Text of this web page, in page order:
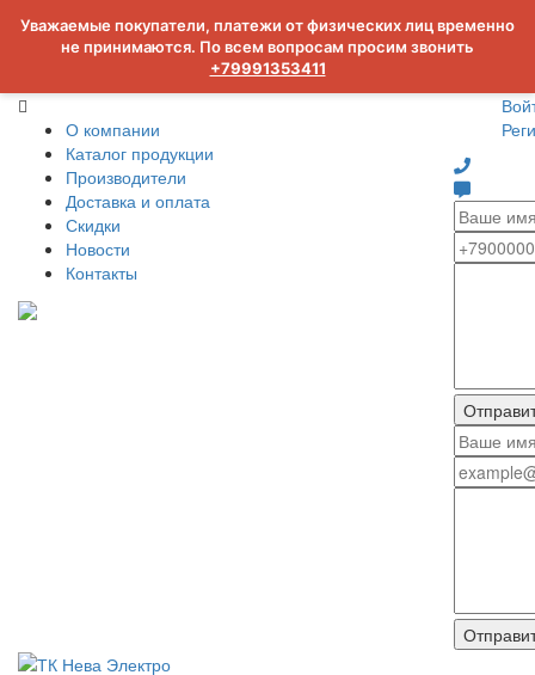
Уважаемые покупатели, платежи от физических лиц временно
не принимаются. По всем вопросам просим звонить
+79991353411
О компании
Каталог продукции
Производители
Доставка и оплата
Скидки
Новости
Контакты